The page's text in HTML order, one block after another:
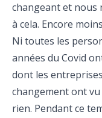
changeant et nous
à cela. Encore
Ni toutes les
années du Covid
dont les
changement ont
rien. Pendant ce